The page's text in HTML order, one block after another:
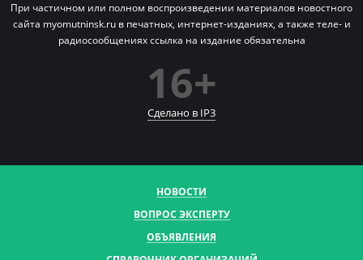
При частичном или полном воспроизведении материалов новостного
сайта myomutninsk.ru в печатных, интернет-изданиях, а также теле- и
радиосообщениях ссылка на издание обязательна
16+
Сделано в IP3
НОВОСТИ
ВОПРОС ЭКСПЕРТУ
ОБЪЯВЛЕНИЯ